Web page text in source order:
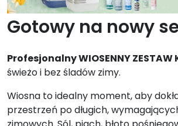
Gotowy na nowy
Profesjonalny WIOSENNY ZESTAW
świeżo i bez śladów zimy.
Wiosna to idealny moment, aby
przestrzeń po długich,